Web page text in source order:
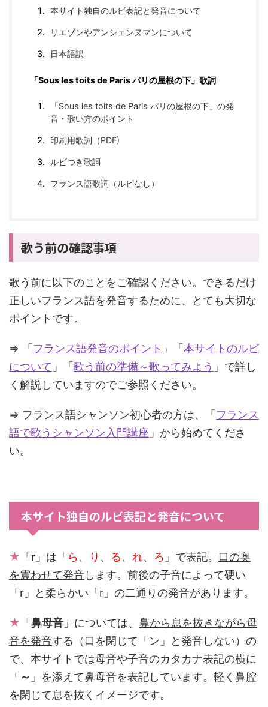
本サイト独自のルビ表記と発音について
リエゾンやアンシェンヌマンについて
日本語訳
「Sous les toits de Paris パリの屋根の下」歌詞
「Sous les toits de Paris パリの屋根の下」の発
音・歌い方のポイント
印刷用歌詞（PDF)
ルビつき歌詞
フランス語歌詞（ルビなし）
歌う前の確認事項
歌う前に以下のことをご確認ください。できるだけ
正しいフランス語を発音するために、とても大切な
ポイントです。
⇒ 「フランス語発音のポイント 」「本サイトのルビ
について 」「歌う前の準備～歌ってみよう 」で詳し
く解説していますのでご参照ください。
⇒ フランス語シャンソン初心者の方は、「フランス
語で歌うシャンソン入門講座 」から始めてくださ
い。
本サイト独自のルビ表記と発音について
★ 「r 」は「ら、 り 、 る、 れ、 ろ 」で表記。 口の奥
を震わせて発音します。前後の子音によって硬い
「r」と柔らかい「r」の二通りの発音があります。
★「鼻母音」 については、 鼻から息を抜きながら母
音を発音する（口を閉じて「ン」と発音しない）の
で、本サイトでは母音や子音のカタカナ表記の横に
「～ 」を添えて鼻母音を表記しています。軽く鼻腔
を閉じて息を抜くイメージです。